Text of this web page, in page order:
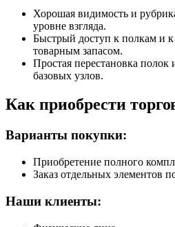
Хорошая видимость и
уровне взгляда.
Быстрый доступ к полкам и
товарным запасом.
Простая перестановка полок
базовых узлов.
Как приобрести
Варианты покупки:
Приобретение полного
Заказ отдельных элементов
Наши клиенты: